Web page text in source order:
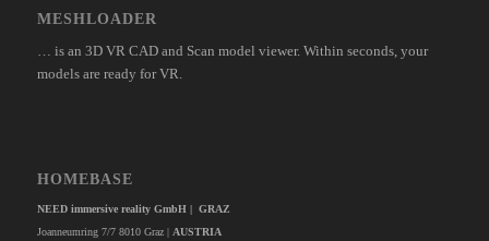
MESHLOADER
… is an 3D VR CAD and Scan model viewer. Within seconds, your
models are ready for VR.
HOMEBASE
NEED immersive reality GmbH | GRAZ
Joanneumring 7/7 8010 Graz | AUSTRIA